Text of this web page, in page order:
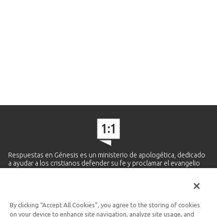
Respuestas en Génesis es un ministerio de apologética, dedicado
a ayudar a los cristianos defender su fe y proclamar el evangelio
Ministerio Hispano y Latinoamericano
By clicking “Accept All Cookies”, you agree to the storing of cookies
on your device to enhance site navigation, analyze site usage, and